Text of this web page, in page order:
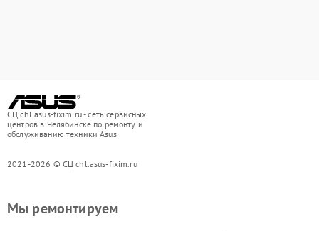
СЦ chl.asus-fixim.ru - сеть сервисных
центров в Челябинске по ремонту и
обслуживанию техники Asus
2021-2026 © СЦ chl.asus-fixim.ru
Мы ремонтируем